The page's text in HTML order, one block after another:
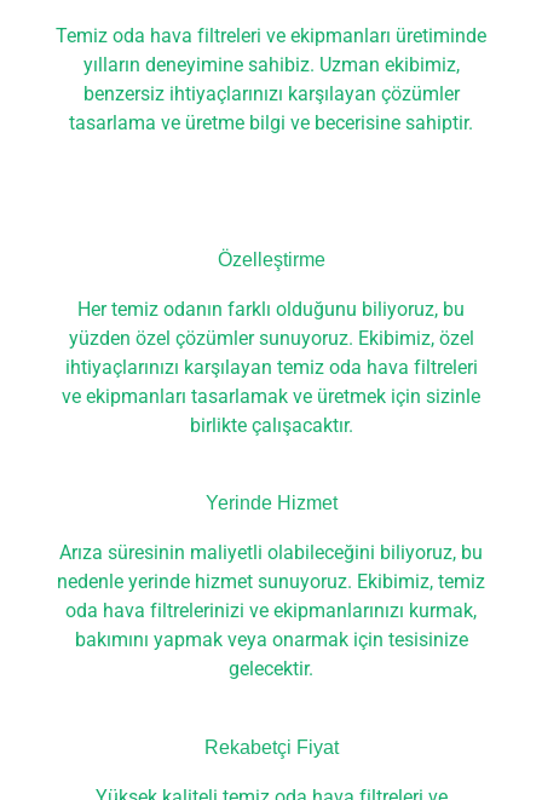
Temiz oda hava filtreleri ve ekipmanları üretiminde
yılların deneyimine sahibiz. Uzman ekibimiz,
benzersiz ihtiyaçlarınızı karşılayan çözümler
tasarlama ve üretme bilgi ve becerisine sahiptir.
Özelleştirme
Her temiz odanın farklı olduğunu biliyoruz, bu
yüzden özel çözümler sunuyoruz. Ekibimiz, özel
ihtiyaçlarınızı karşılayan temiz oda hava filtreleri
ve ekipmanları tasarlamak ve üretmek için sizinle
birlikte çalışacaktır.
Yerinde Hizmet
Arıza süresinin maliyetli olabileceğini biliyoruz, bu
nedenle yerinde hizmet sunuyoruz. Ekibimiz, temiz
oda hava filtrelerinizi ve ekipmanlarınızı kurmak,
bakımını yapmak veya onarmak için tesisinize
gelecektir.
Rekabetçi Fiyat